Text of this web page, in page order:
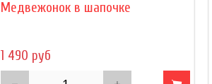
Медвежонок в шапочке
1 490 руб